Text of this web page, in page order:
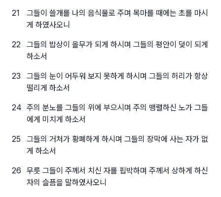
21
그들이 쓸개를 나의 음식물로 주며 목마를 때에는 초를 마시
게 하였사오니
22
그들의 밥상이 올무가 되게 하시며 그들의 평안이 덫이 되게
하소서
23
그들의 눈이 어두워 보지 못하게 하시며 그들의 허리가 항상
떨리게 하소서
24 주의 분노를 그들의 위에 부으시며 주의 맹렬하신 노가 그들
에게 미치게 하소서
25
그들의 거처가 황폐하게 하시며 그들의 장막에 사는 자가 없
게 하소서
26
무릇 그들이 주께서 치신 자를 핍박하며 주께서 상하게 하신
자의 슬픔을 말하였사오니